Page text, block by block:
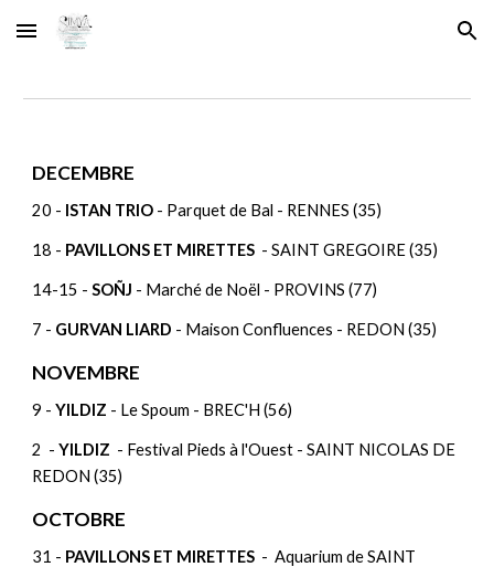
Skip to main content Skip to navigation
DECEMBRE
20 - ISTAN TRIO - Parquet de Bal - RENNES (35)
18 - PAVILLONS ET MIRETTES - SAINT GREGOIRE (35)
14-15 -SOÑJ - Marché de Noël - PROVINS (77)
7 - GURVAN LIARD - Maison Confluences - REDON (35)
NOVEMBRE
9 -YILDIZ - Le Spoum - BREC'H (56)
2 -YILDIZ - Festival Pieds à l'Ouest - SAINT NICOLAS DE
REDON (35)
OCTOBRE
31 - PAVILLONS ET MIRETTES - Aquarium de SAINT